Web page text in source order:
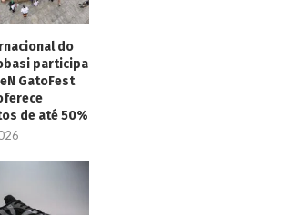
do
participa
GatoFest
de até 50%